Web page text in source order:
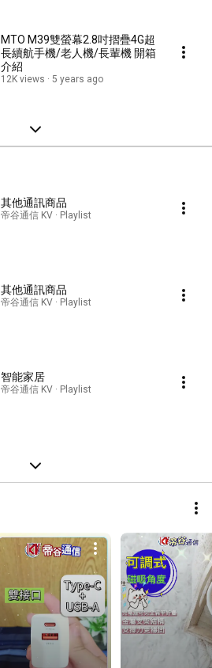
MTO M39雙螢幕2.8吋摺疊4G超
長續航手機/老人機/長輩機 開箱
介紹
12K views 5 years ago
其他通訊商品
帝谷通信 KV · Playlist
其他通訊商品
帝谷通信 KV · Playlist
智能家居
帝谷通信 KV · Playlist